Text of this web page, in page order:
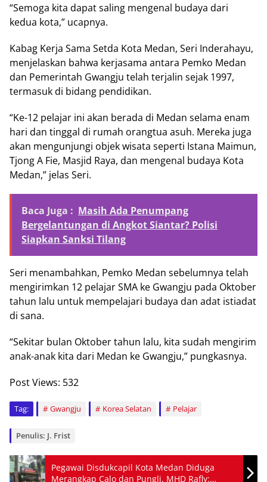
“Semoga kita dapat saling mengenal budaya dari
kedua kota,” ucapnya.
Kabag Kerja Sama Setda Kota Medan, Seri Inderahayu,
menjelaskan bahwa kerjasama antara Pemko Medan
dan Pemerintah Gwangju telah terjalin sejak 1997,
termasuk di bidang pendidikan.
“Ke-12 pelajar ini akan berada di Medan selama enam
hari dan tinggal di rumah orangtua asuh. Mereka juga
akan mengunjungi objek wisata seperti Istana Maimun,
Tjong A Fie, Masjid Raya, dan mengenal budaya Kota
Medan,” jelas Seri.
Baca Juga : Masih Ada Penumpang
Bergelantungan di Angkot Siantar? Polisi
Siapkan Sanksi Tilang
Seri menambahkan, Pemko Medan sebelumnya telah
mengirimkan 12 pelajar SMA ke Gwangju pada Oktober
tahun lalu untuk mempelajari budaya dan adat istiadat
di sana.
“Sekitar bulan Oktober tahun lalu, kita sudah mengirim
anak-anak kita dari Medan ke Gwangju,” pungkasnya.
Post Views: 532
Tag: Gwangju Korea Selatan Pelajar
Penulis: J. Frist
Pegawai Disdukcapil Kota Medan Diduga
Merangkap Calo dan Pungli, MHD Rafly: